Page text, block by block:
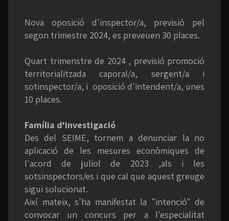
Nova oposició d'inspector/a, previsió pel
segon trimestre 2024, es preveuen 30 places.
Quart trimenstre de 2024 , previsió promoció
territorialitzada caporal/a, sergent/a i
sotinspector/a, i oposició d'intendent/a, unes
10 places.
Família d'investigació
Des del SEIME, tornem a denunciar la no
aplicació de les mesures econòmiques de
l'acord de juliol de 2023 ,als i les
sotsinspectors/es i que cal que aquest greuge
sigui solucionat.
Així mateix, s'ha manifestat la "intenció" de
convocar un concurs per a l'especialitat